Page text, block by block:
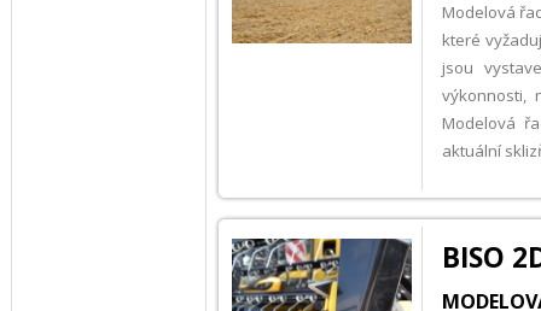
Modelová
které
jsou
výkonnosti,
Modelová
aktuální
BISO